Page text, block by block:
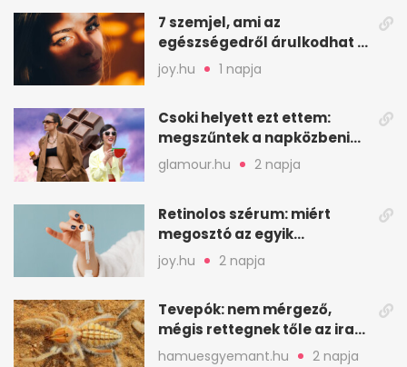
7 szemjel, ami az
egészségedről árulkodhat –
erre figyelj oda
joy.hu 1 napja
Csoki helyett ezt ettem:
megszűntek a napközbeni
nassolási rohamok
glamour.hu 2 napja
Retinolos szérum: miért
megosztó az egyik
leghatásosabb
öregedésgátló?
joy.hu 2 napja
Tevepók: nem mérgező,
mégis rettegnek tőle az iraki
sivatagban
hamuesgyemant.hu 2 napja